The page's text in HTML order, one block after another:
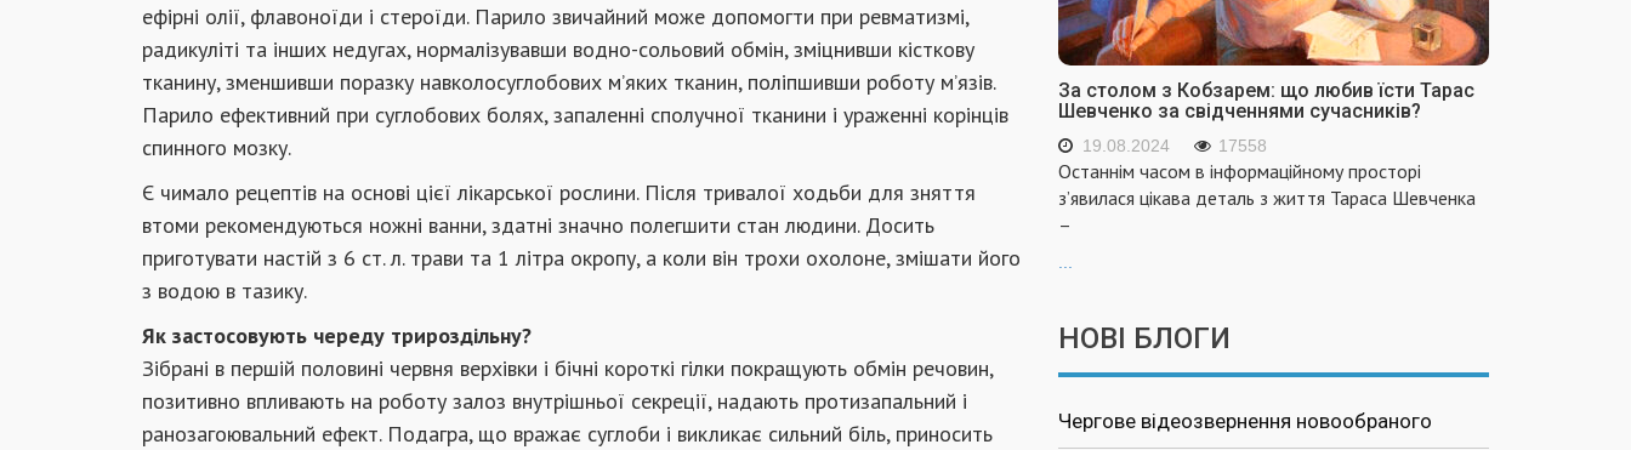
ефірні олії, флавоноїди і стероїди. Парило звичайний може допомогти при ревматизмі,
радикуліті та інших недугах, нормалізувавши водно-сольовий обмін, зміцнивши кісткову
тканину, зменшивши поразку навколосуглобових м’яких тканин, поліпшивши роботу м’язів.
Парило ефективний при суглобових болях, запаленні сполучної тканини і ураженні корінців
спинного мозку.
Є чимало рецептів на основі цієї лікарської рослини. Після тривалої ходьби для зняття
втоми рекомендуються ножні ванни, здатні значно полегшити стан людини. Досить
приготувати настій з 6 ст. л. трави та 1 літра окропу, а коли він трохи охолоне, змішати його
з водою в тазику.
Як застосовують череду трироздільну?
Зібрані в першій половині червня верхівки і бічні короткі гілки покращують обмін речовин,
позитивно впливають на роботу залоз внутрішньої секреції, надають протизапальний і
ранозагоювальний ефект. Подагра, що вражає суглоби і викликає сильний біль, приносить
За столом з Кобзарем: що любив їсти Тарас
Шевченко за свідченнями сучасників?
19.08.2024 17558
Останнім часом в інформаційному просторі
з’явилася цікава деталь з життя Тараса Шевченка
–
...
НОВІ БЛОГИ
Чергове відеозвернення новообраного